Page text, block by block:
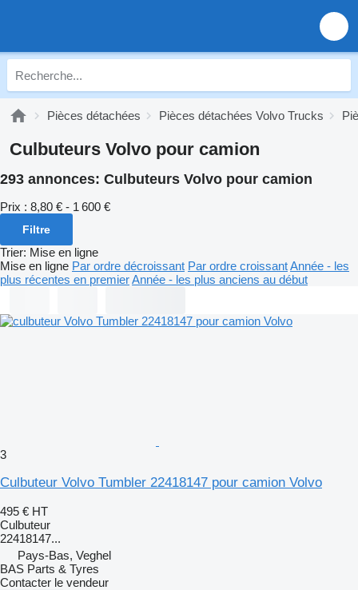
Pièces détachées Pièces détachées Volvo Trucks
Culbuteurs Volvo pour camion
293 annonces: Culbuteurs Volvo pour camion
Prix : 8,80 € - 1 600 €
Filtre
Trier: Mise en ligne
Mise en ligne Par ordre décroissant Par ordre croissantAnnée - les
plus récentes en premierAnnée - les plus anciens au début
3
Culbuteur Volvo Tumbler 22418147 pour camion Volvo
495 € HT
Culbuteur
22418147...
Pays-Bas, Veghel
BAS Parts & Tyres
Contacter le vendeur